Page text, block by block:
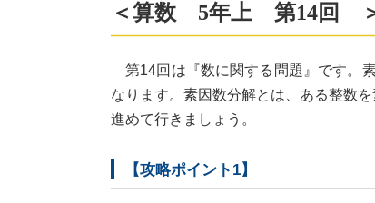
＜算数 5年上 第14回
第14回は『数に関する問題』です。
なります。素因数分解とは、ある整数
進めて行きましょう。
【攻略ポイント1】